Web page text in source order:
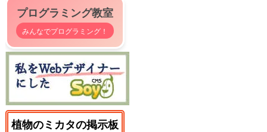
プログラミング教室
みんなでプログラミング！
植物のミカタの掲示板